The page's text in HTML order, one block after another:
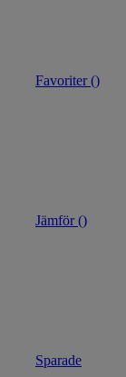
Favoriter ()
Jämför ()
Sparade